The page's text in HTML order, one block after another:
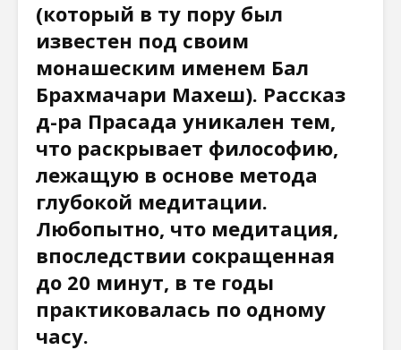
(который в ту пору был
известен под своим
монашеским именем Бал
Брахмачари Махеш). Рассказ
д-ра Прасада уникален тем,
что раскрывает философию,
лежащую в основе метода
глубокой медитации.
Любопытно, что медитация,
впоследствии сокращенная
до 20 минут, в те годы
практиковалась по одному
часу.